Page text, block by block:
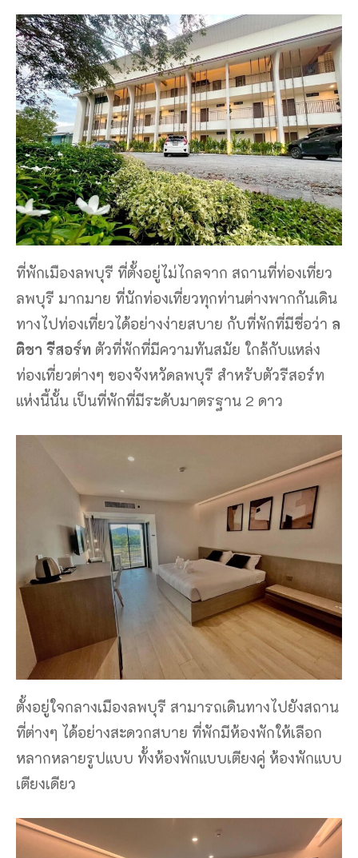
ที่พักเมืองลพบุรี ที่ตั้งอยู่ไม่ไกลจาก สถานที่ท่องเที่ยว
ลพบุรี มากมาย ที่นักท่องเที่ยวทุกท่านต่างพากกันเดิน
ทางไปท่องเที่ยวได้อย่างง่ายสบาย กับที่พักที่มีชื่อว่า ล
ติชา รีสอร์ท ตัวที่พักที่มีความทันสมัย ใกล้กับแหล่ง
ท่องเที่ยวต่างๆ ของจังหวัดลพบุรี สำหรับตัวรีสอร์ท
แห่งนี้นั้น เป็นที่พักที่มีระดับมาตรฐาน 2 ดาว
ตั้งอยู่ใจกลางเมืองลพบุรี สามารถเดินทางไปยังสถาน
ที่ต่างๆ ได้อย่างสะดวกสบาย ที่พักมีห้องพักให้เลือก
หลากหลายรูปแบบ ทั้งห้องพักแบบเตียงคู่ ห้องพักแบบ
เตียงเดียว